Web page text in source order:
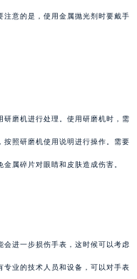
意的是，使用金属抛光剂时要戴手
磨机进行处理。使用研磨机时，需
照研磨机使用说明进行操作。需要
属碎片对眼睛和皮肤造成伤害。
进一步损伤手表，这时候可以考虑
业的技术人员和设备，可以对手表